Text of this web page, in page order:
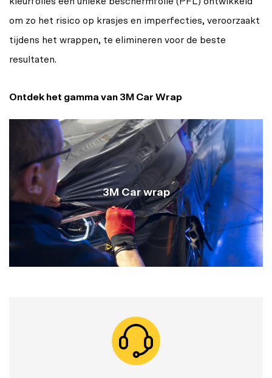
om zo het risico op krasjes en imperfecties, veroorzaakt
tijdens het wrappen, te elimineren voor de beste
resultaten.
Ontdek het gamma van 3M Car Wrap
3M Car wrap